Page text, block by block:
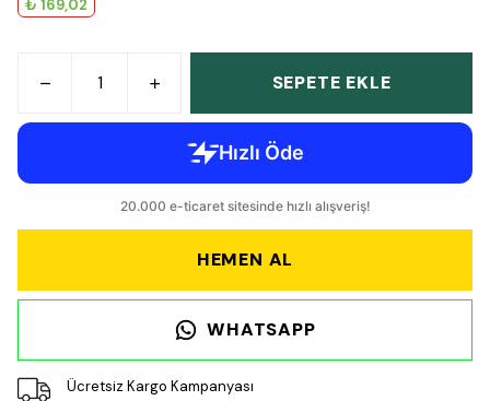
₺ 169,02
SEPETE EKLE
HEMEN AL
WHATSAPP
Ücretsiz Kargo Kampanyası